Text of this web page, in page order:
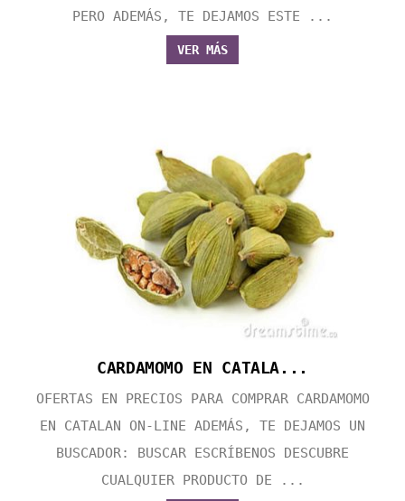
PERO ADEMÁS, TE DEJAMOS ESTE ...
VER MÁS
CARDAMOMO EN CATALA...
OFERTAS EN PRECIOS PARA COMPRAR CARDAMOMO
EN CATALAN ON-LINE ADEMÁS, TE DEJAMOS UN
BUSCADOR: BUSCAR ESCRÍBENOS DESCUBRE
CUALQUIER PRODUCTO DE ...